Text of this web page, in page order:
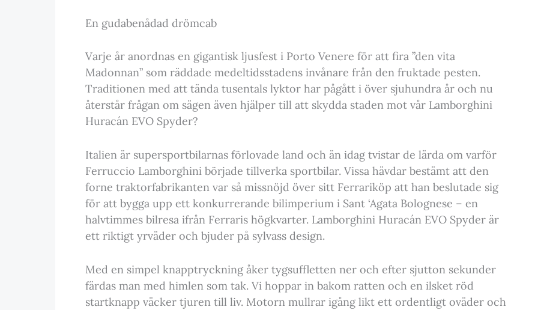
En gudabenådad drömcab
Varje år anordnas en gigantisk ljusfest i Porto Venere för att fira ”den vita
Madonnan” som räddade medeltidsstadens invånare från den fruktade pesten.
Traditionen med att tända tusentals lyktor har pågått i över sjuhundra år och nu
återstår frågan om sägen även hjälper till att skydda staden mot vår Lamborghini
Huracán EVO Spyder?
Italien är supersportbilarnas förlovade land och än idag tvistar de lärda om varför
Ferruccio Lamborghini började tillverka sportbilar. Vissa hävdar bestämt att den
forne traktorfabrikanten var så missnöjd över sitt Ferrariköp att han beslutade sig
för att bygga upp ett konkurrerande bilimperium i Sant ‘Agata Bolognese – en
halvtimmes bilresa ifrån Ferraris högkvarter. Lamborghini Huracán EVO Spyder är
ett riktigt yrväder och bjuder på sylvass design.
Med en simpel knapptryckning åker tygsuffletten ner och efter sjutton sekunder
färdas man med himlen som tak. Vi hoppar in bakom ratten och en ilsket röd
startknapp väcker tjuren till liv. Motorn mullrar igång likt ett ordentligt oväder och